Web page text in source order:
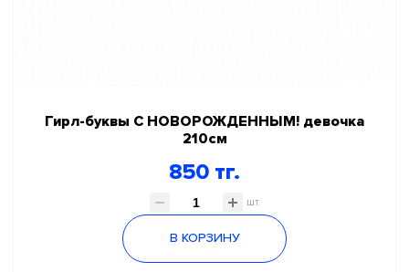
Гирл-буквы С НОВОРОЖДЕННЫМ! девочка
210см
850 тг.
шт
В КОРЗИНУ